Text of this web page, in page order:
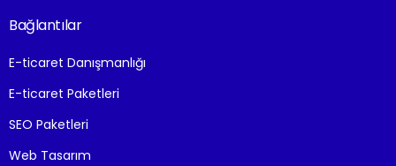
Bağlantılar
E-ticaret Danışmanlığı
E-ticaret Paketleri
SEO Paketleri
Web Tasarım